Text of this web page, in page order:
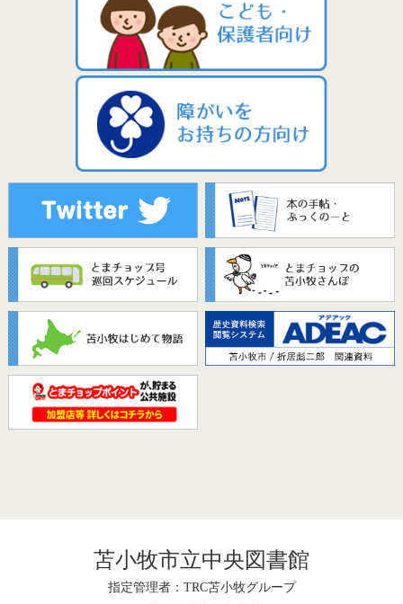
苫小牧市立中央図書館
指定管理者：TRC苫小牧グループ